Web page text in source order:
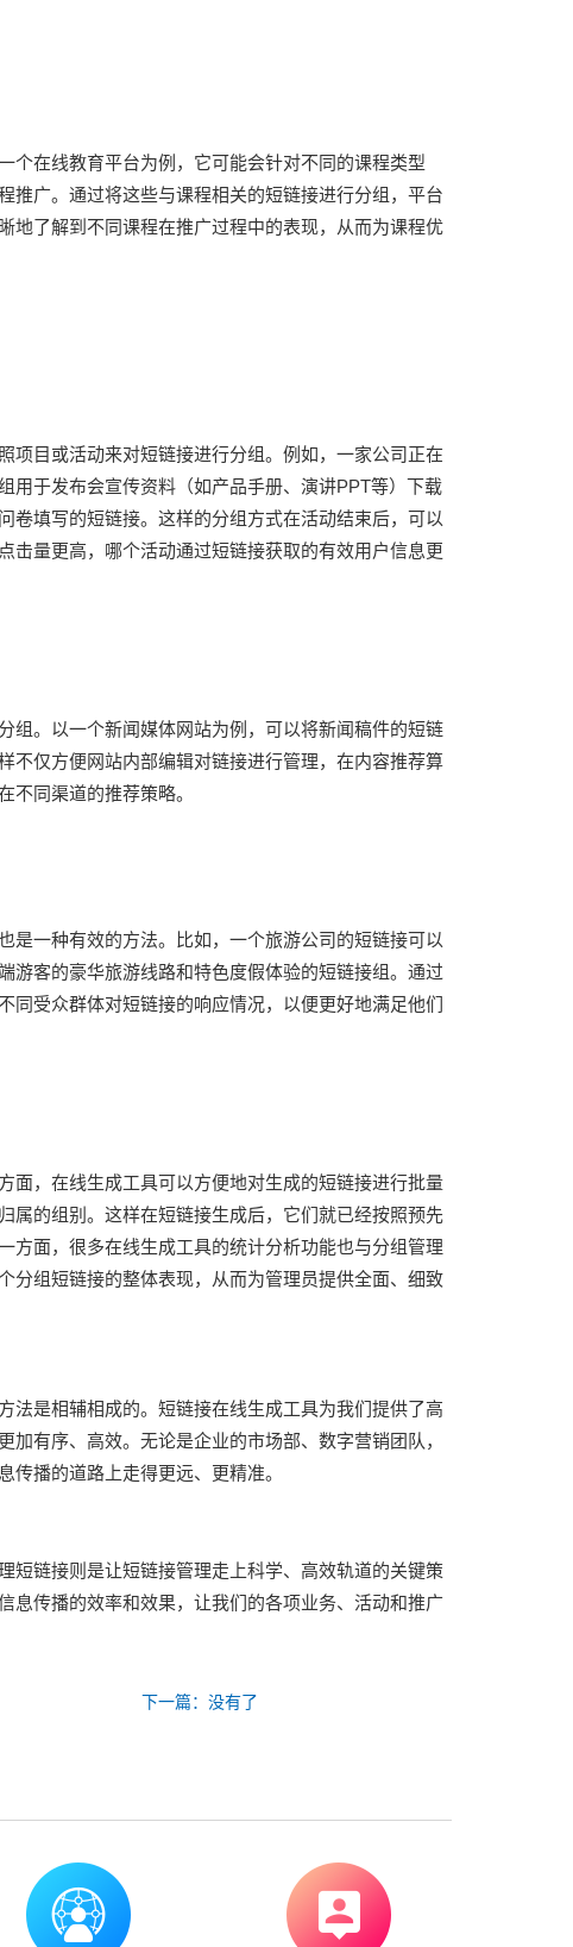
个在线教育平台为例，它可能会针对不同的课程类型
推广。通过将这些与课程相关的短链接进行分组，平台
地了解到不同课程在推广过程中的表现，从而为课程优
项目或活动来对短链接进行分组。例如，一家公司正在
用于发布会宣传资料（如产品手册、演讲PPT等）下载
卷填写的短链接。这样的分组方式在活动结束后，可以
击量更高，哪个活动通过短链接获取的有效用户信息更
组。以一个新闻媒体网站为例，可以将新闻稿件的短链
不仅方便网站内部编辑对链接进行管理，在内容推荐算
不同渠道的推荐策略。
是一种有效的方法。比如，一个旅游公司的短链接可以
游客的豪华旅游线路和特色度假体验的短链接组。通过
同受众群体对短链接的响应情况，以便更好地满足他们
面，在线生成工具可以方便地对生成的短链接进行批量
属的组别。这样在短链接生成后，它们就已经按照预先
方面，很多在线生成工具的统计分析功能也与分组管理
分组短链接的整体表现，从而为管理员提供全面、细致
法是相辅相成的。短链接在线生成工具为我们提供了高
有序、高效。无论是企业的市场部、数字营销团队，
播的道路上走得更远、更精准。
短链接则是让短链接管理走上科学、高效轨道的关键策
息传播的效率和效果，让我们的各项业务、活动和推广
下一篇：没有了